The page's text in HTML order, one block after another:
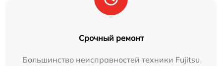
Срочный ремонт
Большинство неисправностей техники Fujitsu